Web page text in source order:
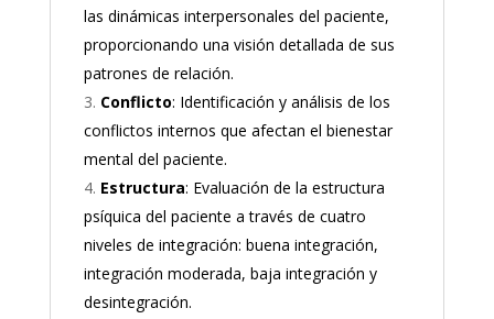
las dinámicas interpersonales del paciente,
proporcionando una visión detallada de sus
patrones de relación.
Conflicto: Identificación y análisis de los
conflictos internos que afectan el bienestar
mental del paciente.
Estructura: Evaluación de la estructura
psíquica del paciente a través de cuatro
niveles de integración: buena integración,
integración moderada, baja integración y
desintegración.